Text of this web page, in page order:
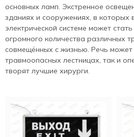
основных ламп. Экстренное
зданиях и сооружениях, в которых
электрической системе может
огромного количества различных
совмещённых с жизнью. Речь
травмоопасных лестницах, так и
творят лучшие хирурги.